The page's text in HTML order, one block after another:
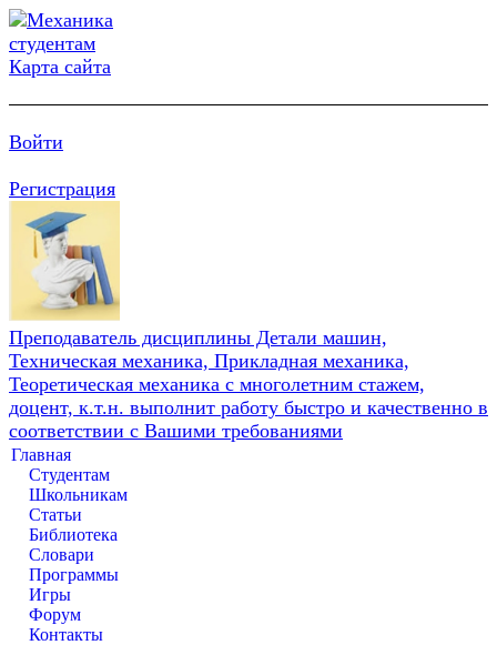
Карта сайта
Войти
Регистрация
Преподаватель дисциплины Детали машин,
Техническая механика, Прикладная механика,
Теоретическая механика с многолетним стажем,
доцент, к.т.н. выполнит работу быстро и качественно в
соответствии с Вашими требованиями
Главная
Студентам
Школьникам
Статьи
Библиотека
Словари
Программы
Игры
Форум
Контакты